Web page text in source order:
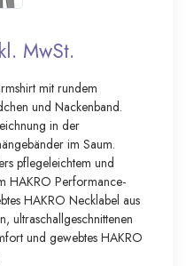
MwSt.
mit rundem
und Nackenband.
in der
im Saum.
pflegeleichtem und
HAKRO Performance-
HAKRO Necklabel aus
ultraschallgeschnittenen
und gewebtes HAKRO